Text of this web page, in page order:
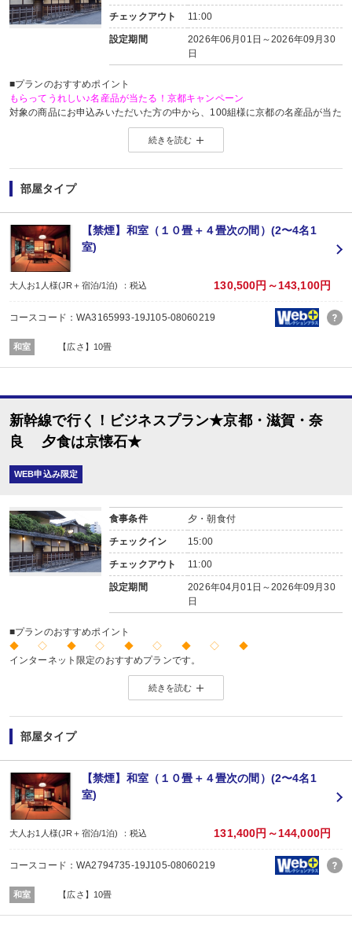
チェックアウト 11:00
設定期間
2026年06月01日～2026年09月30
日
■プランのおすすめポイント
もらってうれしい♪名産品が当たる！京都キャンペーン
対象の商品にお申込みいただいた方の中から、100組様に京都の名産品が当た
※当選した方には期間終了後の10月上旬頃にメールにてご連絡いたします。
当選した場合は、名産品発送のため、お客様の氏名・住所・電話番号を名
※「＠nta.co.jp」よりメールをお送りいたしますので、ドメイン受信設定を
※京都名産品キャンペーンサイト 詳しくはこちら
【お楽しみメニュー】
・誕生日・結婚記念日・賀寿など記念日の前後14日間のお客様に、全員に赤飯
※記念日の前後14日が宿泊期間中に含まれる場合に限ります。証明できるもの
※記念日の内容（例：誕生日）、記念日の対象者（名前）、記念日の日にちを
■夕食
場所:
部屋食
【時間】18：00又は19：00スタート／最終開始19：00
■朝食
場所:
部屋食
和朝食あるいは洋朝食（選択可）
続きを読む
部屋タイプ
【禁煙】和室（１０畳＋４畳次の間）(2〜4名1
室)
大人お1人様(JR＋宿泊/1泊) ：税込 130,500円～143,100円
コースコード：WA3165993-19J105-08060219
和室 【広さ】10畳
新幹線で行く！ビジネスプラン★京都・滋賀・奈
良 夕食は京懐石★
WEB申込み限定
食事条件 夕・朝食付
チェックイン 15:00
チェックアウト 11:00
設定期間
2026年04月01日～2026年09月30
日
■プランのおすすめポイント
◆ ◇ ◆ ◇ ◆ ◇ ◆ ◇ ◆
インターネット限定のおすすめプランです。
※店頭・電話・メールでのお問合せや申込みは出来ません。
◆ ◇ ◆ ◇ ◆ ◇ ◆ ◇ ◆
【お楽しみメニュー】
・誕生日・結婚記念日・賀寿など記念日の前後14日間のお客様に、全員に赤飯
※記念日の前後14日が宿泊期間中に含まれる場合に限ります。証明できるもの
※記念日の内容（例：誕生日）、記念日の対象者（名前）、記念日の日にちを
■夕食
場所:
部屋食
■朝食
内容:
【時間】7：30、8：00、9：00スタート／最終開始9：00
続きを読む
部屋タイプ
【禁煙】和室（１０畳＋４畳次の間）(2〜4名1
室)
大人お1人様(JR＋宿泊/1泊) ：税込 131,400円～144,000円
コースコード：WA2794735-19J105-08060219
和室 【広さ】10畳